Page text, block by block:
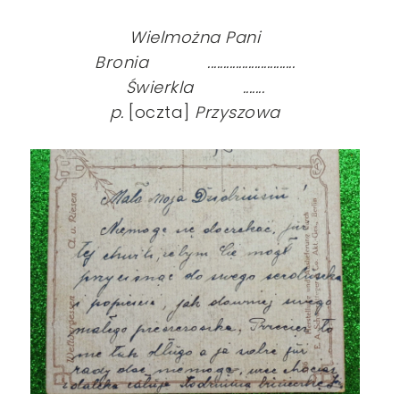
Wielmożna Pani
Bronia ............................
Świerkla .......
p. [oczta] Przyszowa